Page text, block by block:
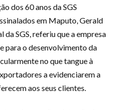
dos 60 anos da SGS
em Maputo, Gerald
SGS, referiu que a empresa
para o desenvolvimento da
no que tangue à
a evidenciarem a
aos seus clientes.